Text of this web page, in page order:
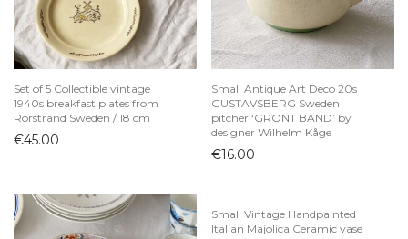
Set of 5 Collectible vintage
1940s breakfast plates from
Rörstrand Sweden / 18 cm
€45.00
Small Antique Art Deco 20s
GUSTAVSBERG Sweden
pitcher ‘GRONT BAND’ by
designer Wilhelm Kåge
€16.00
Small Vintage Handpainted
Italian Majolica Ceramic vase